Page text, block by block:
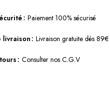
Paiement 100% sécurisé
livraison Livraison gratuite dès 89€
Consulter nos C.G.V